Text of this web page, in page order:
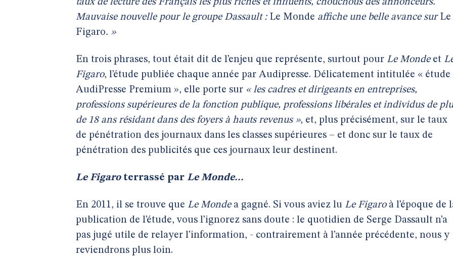
taux de lecture des Français les plus riches et influents, chouchous des annonceurs.
Mauvaise nouvelle pour le groupe Dassault : Le Monde affiche une belle avance sur Le
Figaro. »
En trois phrases, tout était dit de l’enjeu que représente, surtout pour Le Mondeet
Figaro, l’étude publiée chaque année par Audipresse. Délicatement intitulée « étude
AudiPresse Premium », elle porte sur « les cadres et dirigeants en entreprises,
professions supérieures de la fonction publique, professions libérales et individus de
de 18 ans résidant dans des foyers à hauts revenus », et, plus précisément, sur le taux
de pénétration des journaux dans les classes supérieures – et donc sur le taux de
pénétration des publicités que ces journaux leur destinent.
Le Figaro terrassé par Le Monde...
En 2011, il se trouve que Le Mondea gagné. Si vous aviez lu Le Figaro à l’époque de
publication de l’étude, vous l’ignorez sans doute : le quotidien de Serge Dassault n’a
pas jugé utile de relayer l’information, - contrairement à l’année précédente, nous y
reviendrons plus loin.